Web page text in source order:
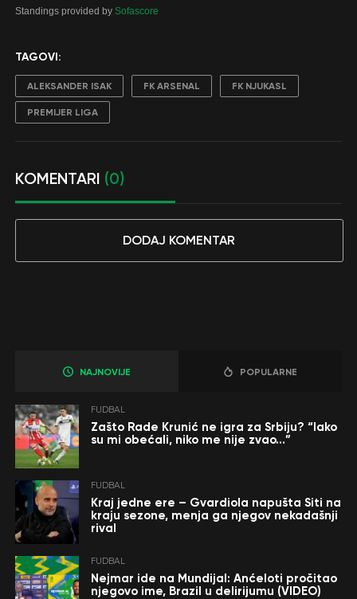
Standings provided by Sofascore
TAGOVI:
ALEKSANDER ISAK FK ARSENAL FK NJUKASL
PREMIJER LIGA
KOMENTARI (0)
DODAJ KOMENTAR
NAJNOVIJE POPULARNE
FUDBAL
Zašto Rade Krunić ne igra za Srbiju? “Iako
su mi obećali, niko me nije zvao…”
FUDBAL
Kraj jedne ere – Gvardiola napušta Siti na
kraju sezone, menja ga njegov nekadašnji
rival
FUDBAL
Nejmar ide na Mundijal: Anćeloti pročitao
njegovo ime, Brazil u delirijumu (VIDEO)